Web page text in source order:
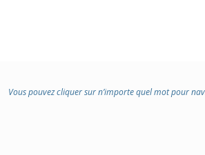
Vous pouvez cliquer sur n’importe quel mot pour